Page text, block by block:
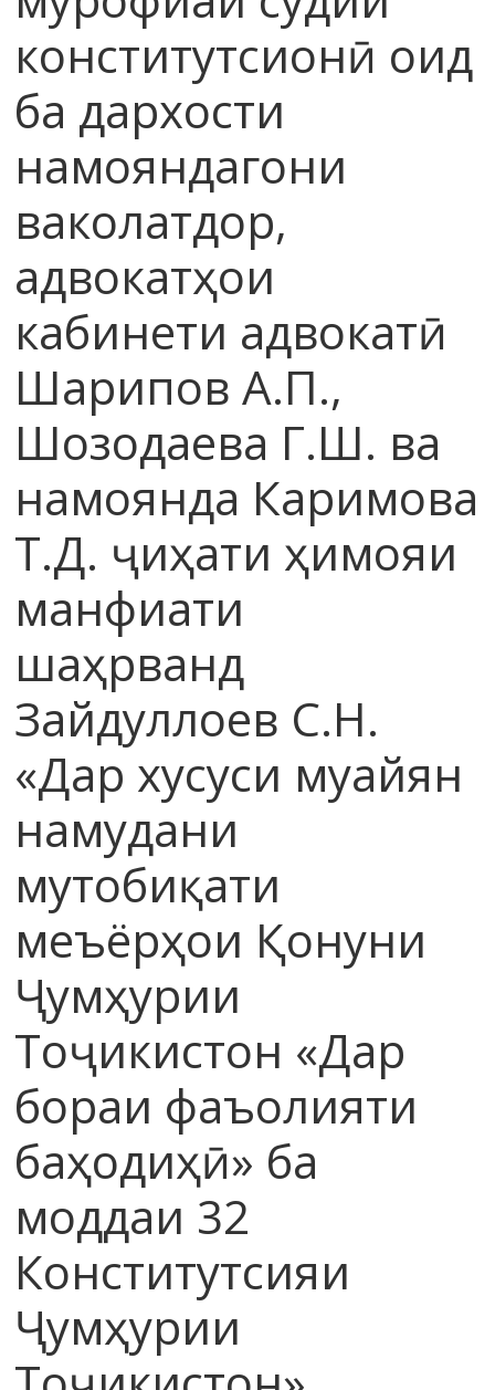
конститутсионӣ оид
ба дархости
намояндагони
ваколатдор,
адвокатҳои
кабинети адвокатӣ
Шарипов А.П.,
Шозодаева Г.Ш. ва
намоянда Каримова
Т.Д. ҷиҳати ҳимояи
манфиати
шаҳрванд
Зайдуллоев С.Н.
«Дар хусуси муайян
намудани
мутобиқати
меъёрҳои Қонуни
Ҷумҳурии
Тоҷикистон «Дар
бораи фаъолияти
баҳодиҳӣ» ба
моддаи 32
Конститутсияи
Ҷумҳурии